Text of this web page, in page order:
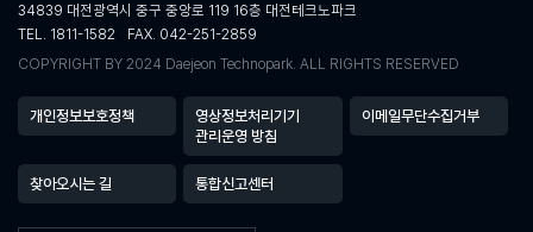
34839 대전광역시 중구 중앙로 119 16층 대전테크노파크
TEL. 1811-1582
FAX. 042-251-2859
COPYRIGHT BY 2024 Daejeon Technopark. ALL RIGHTS RESERVED
개인정보보호정책
영상정보처리기기
관리운영 방침
이메일무단수집거부
찾아오시는 길 통합신고센터